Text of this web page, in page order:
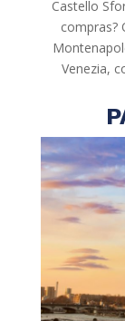
Castello
compras?
Venezia,